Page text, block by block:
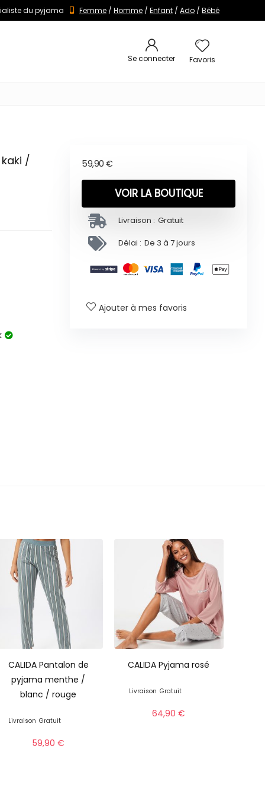
du pyjama Femme / Homme / Enfant / Ado / Bébé
Se connecter Favoris
/
59,90 €
VOIR LA BOUTIQUE
Livraison : Gratuit
Délai : De 3 à 7 jours
Ajouter à mes favoris
CALIDA Pantalon de
pyjama menthe /
blanc / rouge
Livraison Gratuit
59,90 €
CALIDA Pyjama rosé
Livraison Gratuit
64,90€